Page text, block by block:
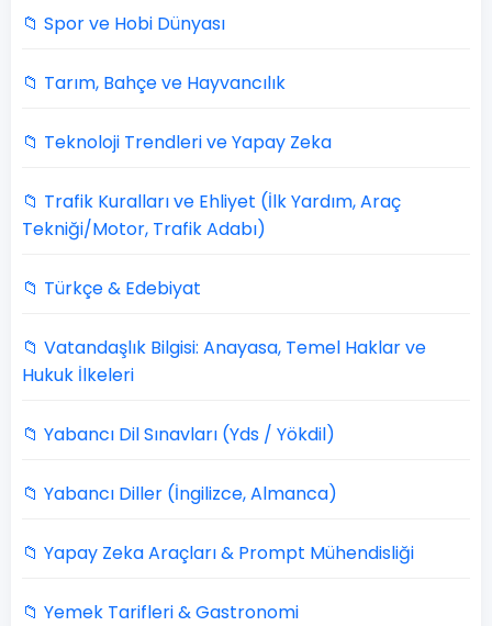
📁 Spor ve Hobi Dünyası
📁 Tarım, Bahçe ve Hayvancılık
📁 Teknoloji Trendleri ve Yapay Zeka
📁 Trafik Kuralları ve Ehliyet (İlk Yardım, Araç
Tekniği/Motor, Trafik Adabı)
📁 Türkçe & Edebiyat
📁 Vatandaşlık Bilgisi: Anayasa, Temel Haklar ve
Hukuk İlkeleri
📁 Yabancı Dil Sınavları (Yds / Yökdil)
📁 Yabancı Diller (İngilizce, Almanca)
📁 Yapay Zeka Araçları & Prompt Mühendisliği
📁 Yemek Tarifleri & Gastronomi